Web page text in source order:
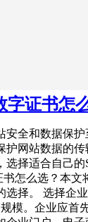
字证书怎
安全和数据保
护网站数据的
选择适合自己
书怎么选？本
选择。 选择企
模。企业应首